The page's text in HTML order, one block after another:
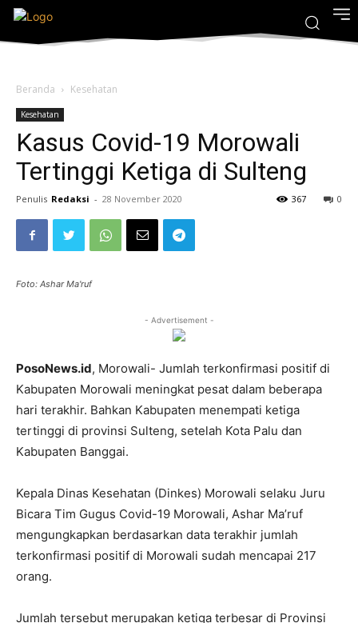
Beranda Kesehatan
Kesehatan
Kasus Covid-19 Morowali
Tertinggi Ketiga di Sulteng
Penulis Redaksi - 28 November 2020 0
367
Foto: Ashar Ma'ruf
- Advertisement -
PosoNews.id, Morowali- Jumlah terkonfirmasi positif di
Kabupaten Morowali meningkat pesat dalam beberapa
hari terakhir. Bahkan Kabupaten menempati ketiga
tertinggi di provinsi Sulteng, setelah Kota Palu dan
Kabupaten Banggai.
Kepala Dinas Kesehatan (Dinkes) Morowali selaku Juru
Bicara Tim Gugus Covid-19 Morowali, Ashar Ma’ruf
mengungkapkan berdasarkan data terakhir jumlah
terkonfirmasi positif di Morowali sudah mencapai 217
orang.
Jumlah tersebut merupakan ketiga terbesar di Provinsi